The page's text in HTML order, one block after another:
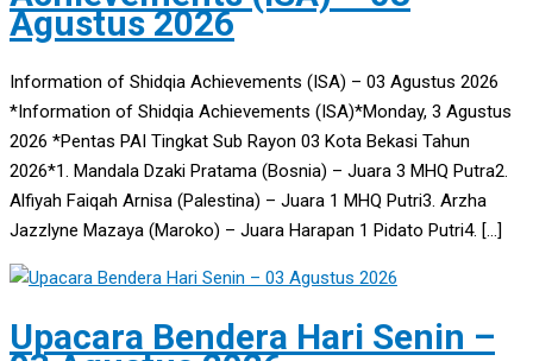
Agustus 2026
Information of Shidqia Achievements (ISA) – 03 Agustus 2026
*Information of Shidqia Achievements (ISA)*Monday, 3 Agustus
2026 *Pentas PAI Tingkat Sub Rayon 03 Kota Bekasi Tahun
2026*1. Mandala Dzaki Pratama (Bosnia) – Juara 3 MHQ Putra2.
Alfiyah Faiqah Arnisa (Palestina) – Juara 1 MHQ Putri3. Arzha
Jazzlyne Mazaya (Maroko) – Juara Harapan 1 Pidato Putri4. […]
Upacara Bendera Hari Senin –